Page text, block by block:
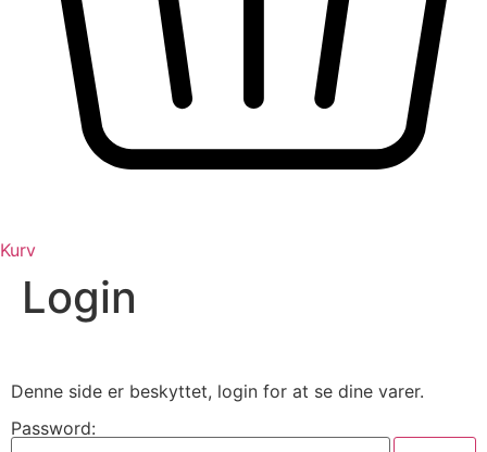
Kurv
Login
Denne side er beskyttet, login for at se dine varer.
Password: